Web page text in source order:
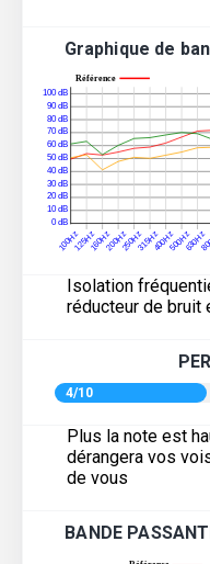
Graphique de
Isolation
réducteur de bruit
4/10
Plus la note est
dérangera vos
de vous
BANDE